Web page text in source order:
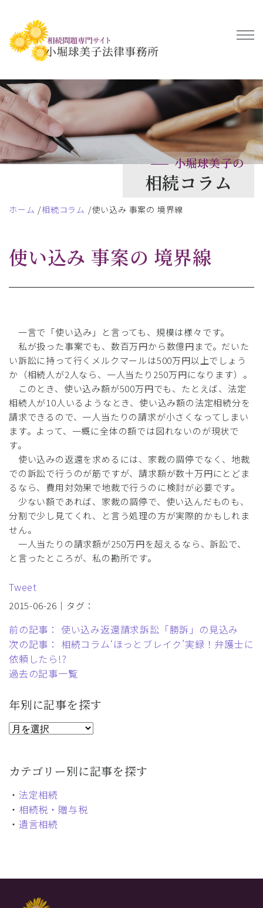
小堀球美子の
相続コラム
ホーム 相続コラム 使い込み 事案の 境界線
使い込み 事案の 境界線
一言で「使い込み」と言っても、規模は様々です。
私が扱った事案でも、数百万円から数億円まで。だいた
い訴訟に持って行くメルクマールは500万円以上でしょう
か（相続人が2人なら、一人当たり250万円になります）。
このとき、使い込み額が500万円でも、たとえば、法定
相続人が10人いるようなとき、使い込み額の法定相続分を
請求できるので、一人当たりの請求が小さくなってしまい
ます。よって、一概に全体の額では図れないのが現状で
す。
使い込みの返還を求めるには、家裁の調停でなく、地裁
での訴訟で行うのが筋ですが、請求額が数十万円にとどま
るなら、費用対効果で地裁で行うのに検討が必要です。
少ない額であれば、家裁の調停で、使い込んだものも、
分割で少し見てくれ、と言う処理の方が実際的かもしれま
せん。
一人当たりの請求額が250万円を超えるなら、訴訟で、
と言ったところが、私の勘所です。
Tweet
2015-06-26｜タグ：
前の記事： 使い込み返還請求訴訟「勝訴」の見込み
次の記事： 相続コラム‘ほっとブレイク’実録！弁護士に
依頼したら!?
過去の記事一覧
年別に記事を探す
カテゴリー別に記事を探す
・ 法定相続
・ 相続税・贈与税
・ 遺言相続